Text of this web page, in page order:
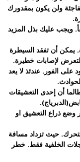
ولن يكون بمقدورك
ويجب عليك بذل المزيد
يمكن أن تفقد السيطرة
لإصابات خطيرة.
الفور. عندئذ لا يعد
أن إحدى التعشيقات
وضع ذراع التعشيق او
حيث تزداد مسافة
الخلفية فقط. خطر